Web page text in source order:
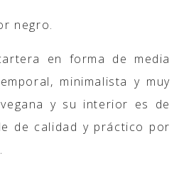
negro.
en forma de media
minimalista y muy
y su interior es de
de calidad y práctico por